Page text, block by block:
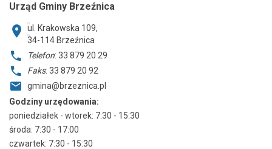
Urząd Gminy Brzeźnica
ul. Krakowska 109,
34-114 Brzeźnica
Telefon: 33 879 20 29
Faks: 33 879 20 92
gmina@brzeznica.pl
Godziny urzędowania:
poniedziałek - wtorek: 7:30 - 15:30
środa: 7:30 - 17:00
czwartek: 7:30 - 15:30